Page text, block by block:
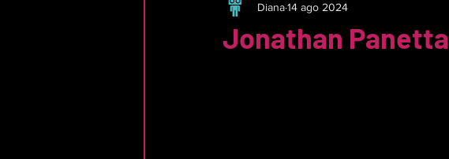
Jonathan Panetta
Diana14 ago 2024